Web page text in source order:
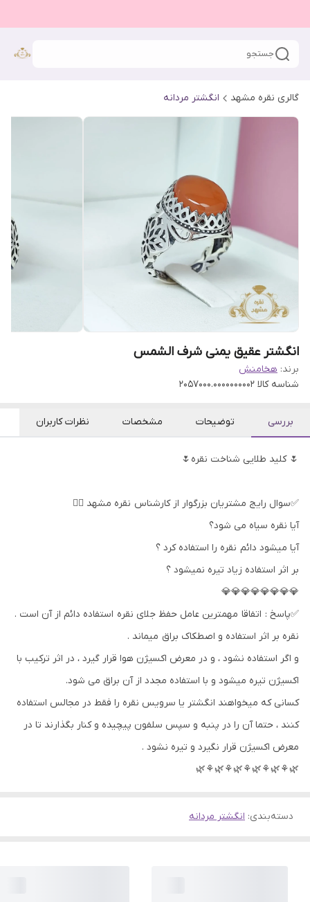
جستجو
گالری نقره مشهد انگشتر مردانه
انگشتر عقیق یمنی شرف الشمس
برند: هخامنش
شناسه کالا 2057000.0000000002
بررسی توضیحات مشخصات نظرات کاربران
🌷 کلید طلایی شناخت نقره🌷
✅سوال رایج مشتریان بزرگوار از کارشناس نقره مشهد 👇🏻
آیا نقره سیاه می شود؟
آیا میشود دائم نقره را استفاده کرد ؟
بر اثر استفاده زیاد تیره نمیشود ؟
💎💎💎💎💎💎💎💎
✅پاسخ : اتفاقا مهمترین عامل حفظ جلای نقره استفاده دائم از آن است .
نقره بر اثر استفاده و اصطکاک براق میماند .
و اگر استفاده نشود ، و در معرض اکسیژن هوا قرار گیرد ، در اثر ترکیب با
اکسیژن تیره میشود و با استفاده مجدد از آن براق می شود.
کسانی که میخواهند انگشتر یا سرویس نقره را فقط در مجالس استفاده
کنند ، حتما آن را در پنبه و سپس سلفون پیچیده و کنار بگذارند تا در
معرض اکسیژن قرار نگیرد و تیره نشود .
🌿⚘🌿⚘🌿⚘🌿⚘🌿⚘🌿
دسته‌بندی: انگشتر مردانه